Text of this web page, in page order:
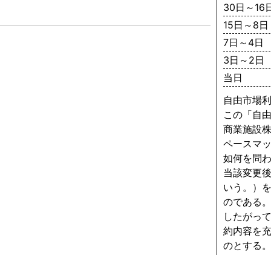
30日～16
15日～8日
7日～4日
3日～2日
当日
自由市場
この「自
商業施設
ペースマ
如何を問
当該変更
いう。）
のである。
したがっ
約内容を
のとする